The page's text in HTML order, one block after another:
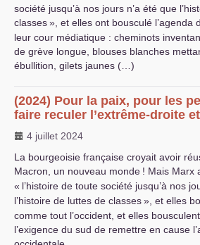
société jusqu’à nos jours n’a été que
classes», et elles ont bousculé l’agenda
leur cour médiatique : cheminots
de grève longue, blouses blanches
ébullition, gilets jaunes (…)
(2024) Pour la paix, pour les
faire reculer l’extrême-droite et
4 juillet 2024
La bourgeoisie française croyait avoir
Macron, un nouveau monde ! Mais Marx
« l’histoire de toute société jusqu’à nos
l’histoire de luttes de classes», et elles
comme tout l’occident, et elles
l’exigence du sud de remettre en cause